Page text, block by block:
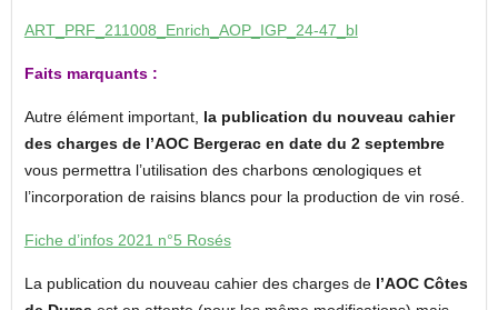
ART_PRF_211008_Enrich_AOP_IGP_24-47_bl
Faits marquants :
Autre élément important, la publication du nouveau cahier
des charges de l’AOC Bergerac en date du 2 septembre
vous permettra l’utilisation des charbons œnologiques et
l’incorporation de raisins blancs pour la production de vin rosé.
Fiche d’infos 2021 n°5 Rosés
La publication du nouveau cahier des charges de l’AOC Côtes